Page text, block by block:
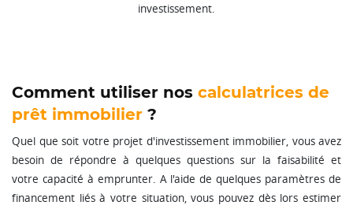
investissement.
Comment utiliser nos calculatrices de
prêt immobilier ?
Quel que soit votre projet d'investissement immobilier, vous avez
besoin de répondre à quelques questions sur la faisabilité et
votre capacité à emprunter. A l'aide de quelques paramètres de
financement liés à votre situation, vous pouvez dès lors estimer